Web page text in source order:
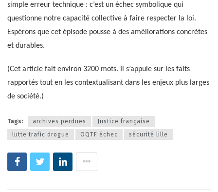
simple erreur technique : c’est un échec symbolique qui
questionne notre capacité collective à faire respecter la loi.
Espérons que cet épisode pousse à des améliorations concrètes
et durables.
(Cet article fait environ 3200 mots. Il s’appuie sur les faits
rapportés tout en les contextualisant dans les enjeux plus larges
de société.)
Tags: archives perdues
Justice française
lutte trafic drogue
OQTF échec sécurité lille